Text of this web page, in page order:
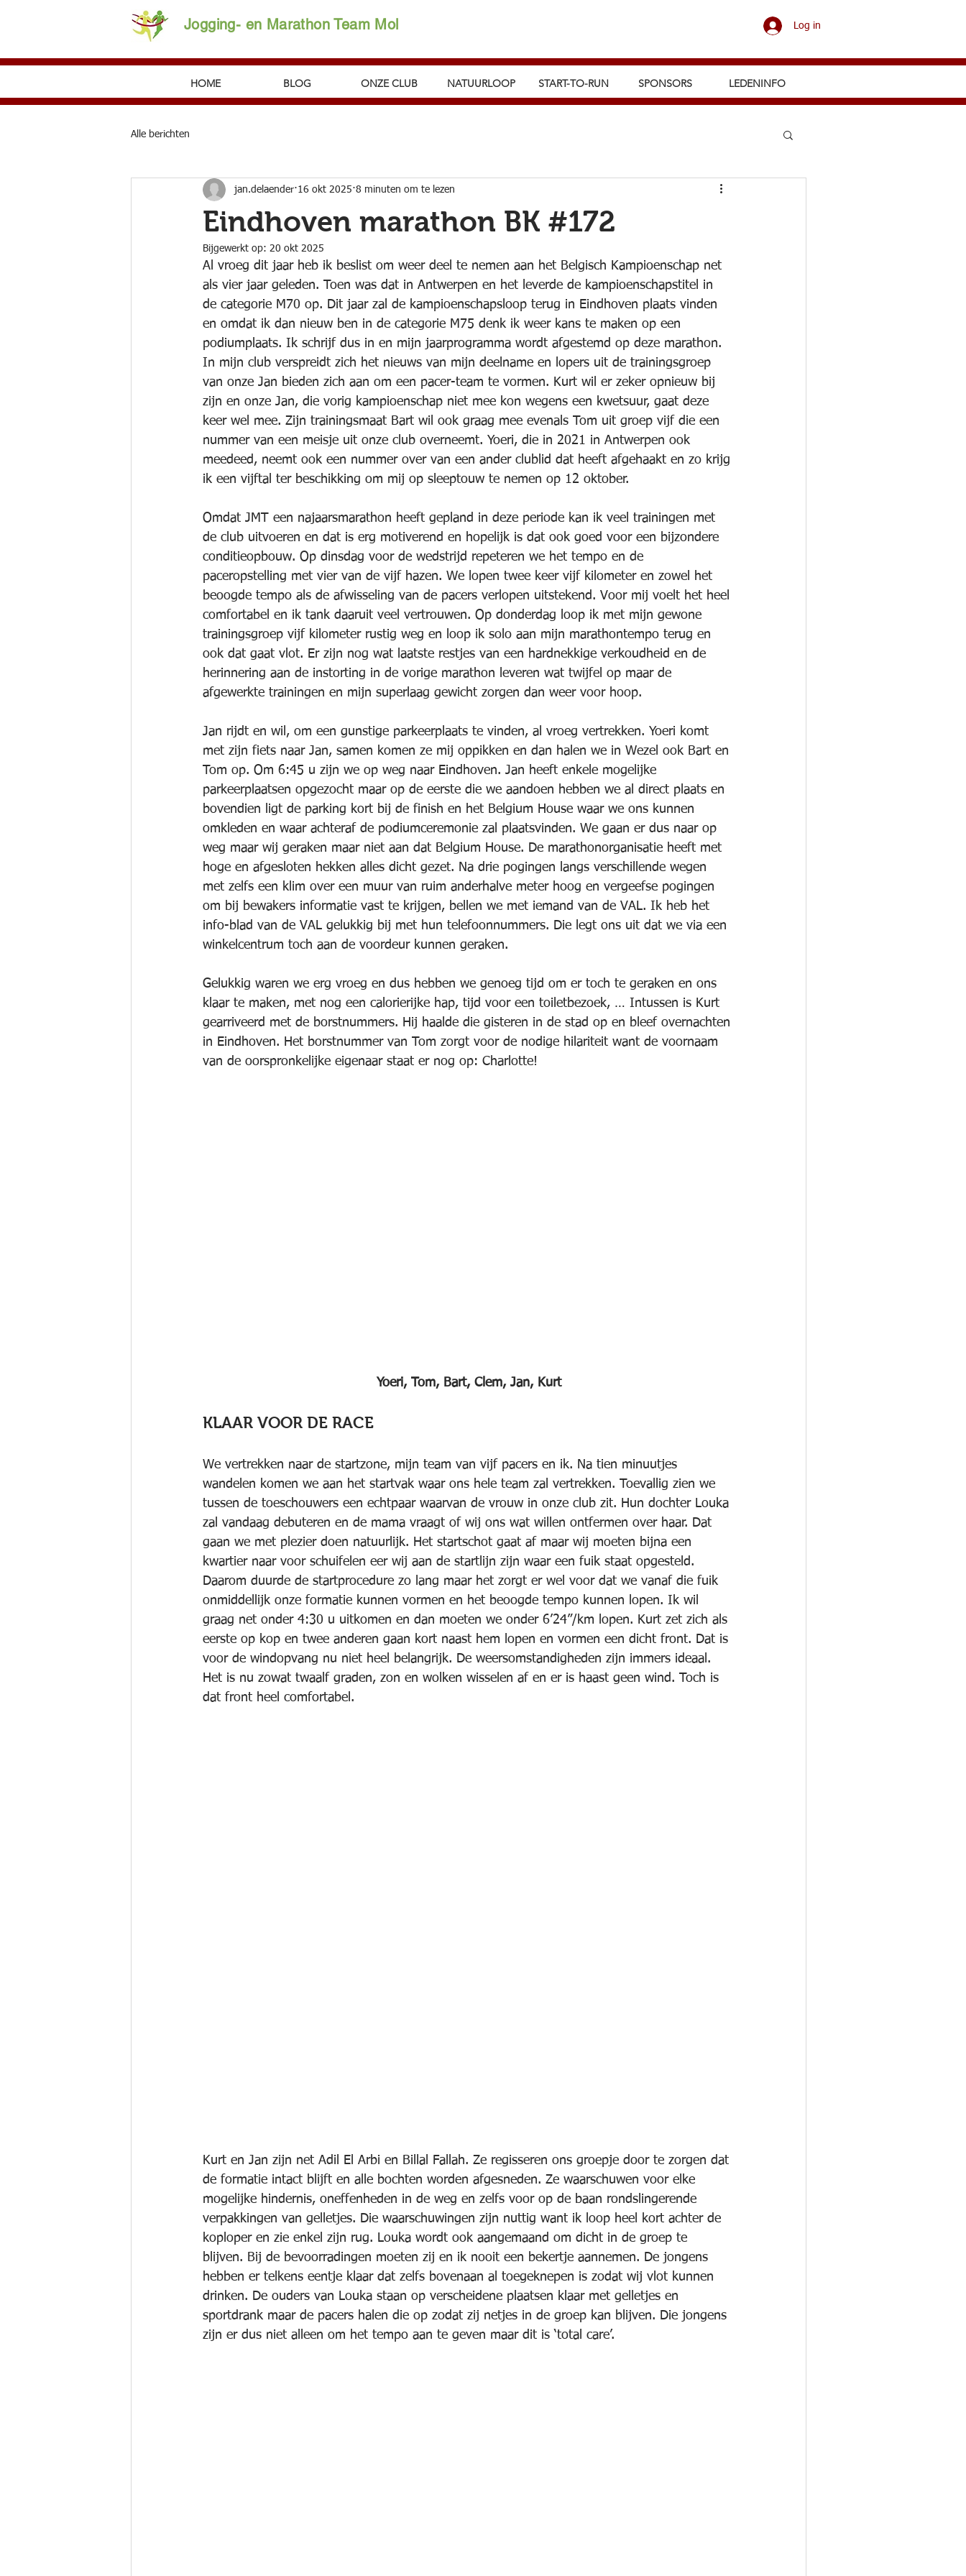
Jogging- en Marathon Team Mol Log in
HOME BLOG ONZE CLUB NATUURLOOP START-TO-RUN SPONSORS LEDENINFO
Alle berichten
Eindhoven marathon BK #172
jan.delaender 16 okt 2025 8 minuten om te lezen
Bijgewerkt op: 20 okt 2025
Al vroeg dit jaar heb ik beslist om weer deel te nemen aan het Belgisch Kampioenschap net
als vier jaar geleden. Toen was dat in Antwerpen en het leverde de kampioenschapstitel in
de categorie M70 op. Dit jaar zal de kampioenschapsloop terug in Eindhoven plaats vinden
en omdat ik dan nieuw ben in de categorie M75 denk ik weer kans te maken op een
podiumplaats. Ik schrijf dus in en mijn jaarprogramma wordt afgestemd op deze marathon.
In mijn club verspreidt zich het nieuws van mijn deelname en lopers uit de trainingsgroep
van onze Jan bieden zich aan om een pacer-team te vormen. Kurt wil er zeker opnieuw bij
zijn en onze Jan, die vorig kampioenschap niet mee kon wegens een kwetsuur, gaat deze
keer wel mee. Zijn trainingsmaat Bart wil ook graag mee evenals Tom uit groep vijf die een
nummer van een meisje uit onze club overneemt. Yoeri, die in 2021 in Antwerpen ook
meedeed, neemt ook een nummer over van een ander clublid dat heeft afgehaakt en zo krijg
ik een vijftal ter beschikking om mij op sleeptouw te nemen op 12 oktober.
Omdat JMT een najaarsmarathon heeft gepland in deze periode kan ik veel trainingen met
de club uitvoeren en dat is erg motiverend en hopelijk is dat ook goed voor een bijzondere
conditieopbouw. Op dinsdag voor de wedstrijd repeteren we het tempo en de
paceropstelling met vier van de vijf hazen. We lopen twee keer vijf kilometer en zowel het
beoogde tempo als de afwisseling van de pacers verlopen uitstekend. Voor mij voelt het heel
comfortabel en ik tank daaruit veel vertrouwen. Op donderdag loop ik met mijn gewone
trainingsgroep vijf kilometer rustig weg en loop ik solo aan mijn marathontempo terug en
ook dat gaat vlot. Er zijn nog wat laatste restjes van een hardnekkige verkoudheid en de
herinnering aan de instorting in de vorige marathon leveren wat twijfel op maar de
afgewerkte trainingen en mijn superlaag gewicht zorgen dan weer voor hoop.
Jan rijdt en wil, om een gunstige parkeerplaats te vinden, al vroeg vertrekken. Yoeri komt
met zijn fiets naar Jan, samen komen ze mij oppikken en dan halen we in Wezel ook Bart en
Tom op. Om 6:45 u zijn we op weg naar Eindhoven. Jan heeft enkele mogelijke
parkeerplaatsen opgezocht maar op de eerste die we aandoen hebben we al direct plaats en
bovendien ligt de parking kort bij de finish en het Belgium House waar we ons kunnen
omkleden en waar achteraf de podiumceremonie zal plaatsvinden. We gaan er dus naar op
weg maar wij geraken maar niet aan dat Belgium House. De marathonorganisatie heeft met
hoge en afgesloten hekken alles dicht gezet. Na drie pogingen langs verschillende wegen
met zelfs een klim over een muur van ruim anderhalve meter hoog en vergeefse pogingen
om bij bewakers informatie vast te krijgen, bellen we met iemand van de VAL. Ik heb het
info-blad van de VAL gelukkig bij met hun telefoonnummers. Die legt ons uit dat we via een
winkelcentrum toch aan de voordeur kunnen geraken.
Gelukkig waren we erg vroeg en dus hebben we genoeg tijd om er toch te geraken en ons
klaar te maken, met nog een calorierijke hap, tijd voor een toiletbezoek, … Intussen is Kurt
gearriveerd met de borstnummers. Hij haalde die gisteren in de stad op en bleef overnachten
in Eindhoven. Het borstnummer van Tom zorgt voor de nodige hilariteit want de voornaam
van de oorspronkelijke eigenaar staat er nog op: Charlotte!
Yoeri, Tom, Bart, Clem, Jan, Kurt
KLAAR VOOR DE RACE
We vertrekken naar de startzone, mijn team van vijf pacers en ik. Na tien minuutjes
wandelen komen we aan het startvak waar ons hele team zal vertrekken. Toevallig zien we
tussen de toeschouwers een echtpaar waarvan de vrouw in onze club zit. Hun dochter Louka
zal vandaag debuteren en de mama vraagt of wij ons wat willen ontfermen over haar. Dat
gaan we met plezier doen natuurlijk. Het startschot gaat af maar wij moeten bijna een
kwartier naar voor schuifelen eer wij aan de startlijn zijn waar een fuik staat opgesteld.
Daarom duurde de startprocedure zo lang maar het zorgt er wel voor dat we vanaf die fuik
onmiddellijk onze formatie kunnen vormen en het beoogde tempo kunnen lopen. Ik wil
graag net onder 4:30 u uitkomen en dan moeten we onder 6’24”/km lopen. Kurt zet zich als
eerste op kop en twee anderen gaan kort naast hem lopen en vormen een dicht front. Dat is
voor de windopvang nu niet heel belangrijk. De weersomstandigheden zijn immers ideaal.
Het is nu zowat twaalf graden, zon en wolken wisselen af en er is haast geen wind. Toch is
dat front heel comfortabel.
Kurt en Jan zijn net Adil El Arbi en Billal Fallah. Ze regisseren ons groepje door te zorgen dat
de formatie intact blijft en alle bochten worden afgesneden. Ze waarschuwen voor elke
mogelijke hindernis, oneffenheden in de weg en zelfs voor op de baan rondslingerende
verpakkingen van gelletjes. Die waarschuwingen zijn nuttig want ik loop heel kort achter de
koploper en zie enkel zijn rug. Louka wordt ook aangemaand om dicht in de groep te
blijven. Bij de bevoorradingen moeten zij en ik nooit een bekertje aannemen. De jongens
hebben er telkens eentje klaar dat zelfs bovenaan al toegeknepen is zodat wij vlot kunnen
drinken. De ouders van Louka staan op verscheidene plaatsen klaar met gelletjes en
sportdrank maar de pacers halen die op zodat zij netjes in de groep kan blijven. Die jongens
zijn er dus niet alleen om het tempo aan te geven maar dit is ‘total care’.